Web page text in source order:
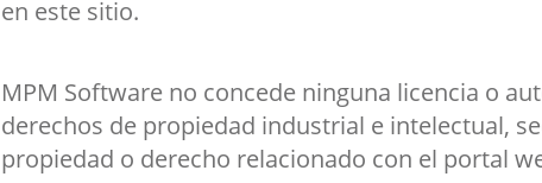
en este sitio.
MPM Software no concede ninguna licencia o
derechos de propiedad industrial e intelectual,
propiedad o derecho relacionado con el portal